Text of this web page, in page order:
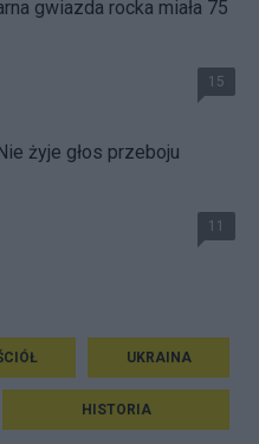
gwiazda rocka miała 75
15
żyje głos przeboju
11
UKRAINA
HISTORIA